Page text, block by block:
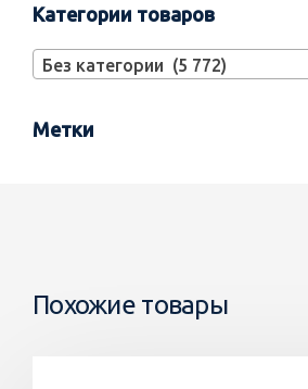
Категории товаров
Без категории (5 772)
Метки
Похожие товары